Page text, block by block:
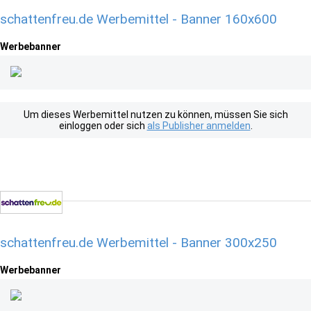
schattenfreu.de Werbemittel - Banner 160x600
Werbebanner
Um dieses Werbemittel nutzen zu können, müssen Sie sich
einloggen oder sich als Publisher anmelden
schattenfreu.de Werbemittel - Banner 300x250
Werbebanner